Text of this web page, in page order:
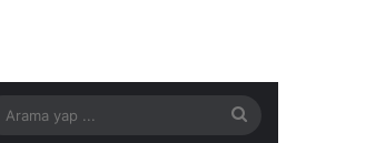
Makale